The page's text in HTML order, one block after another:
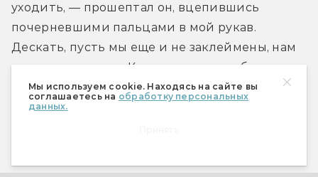
Мы используем cookie. Находясь на сайте вы
соглашаетесь на обработку персональных
данных.
уходить, — прошептал он, вцепившись
почерневшими пальцами в мой рукав.
Дескать, пусть мы еще и не заклеймены, нам
предстояло стать Клинками, а не рабами.
— А к тебе они прислушиваются? —